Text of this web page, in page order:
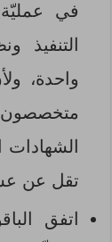
في
التنفيذ
واحدة،
متخصصون
الشهادات
تقل عن
اتفق